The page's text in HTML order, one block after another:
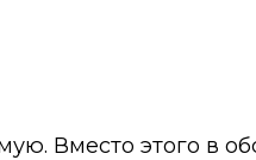
Вместо этого в